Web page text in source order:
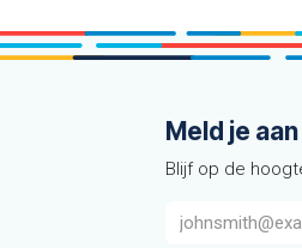
Meld je
Blijf op de